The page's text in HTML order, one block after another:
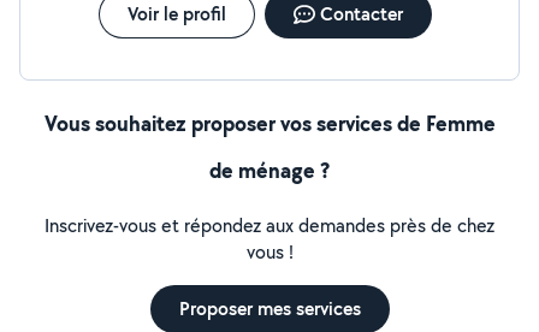
Voir le profil Contacter
Vous souhaitez proposer vos services de Femme
de ménage ?
Inscrivez-vous et répondez aux demandes près de chez
vous !
Proposer mes services